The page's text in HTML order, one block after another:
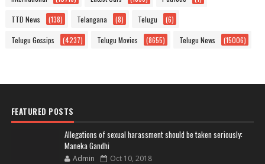
TTD News (138) Telangana (8) Telugu (6)
Telugu Gossips (4237) Telugu Movies (8655) Telugu News (15006)
FEATURED POSTS
Allegations of sexual harassment should be taken seriously:
Maneka Gandhi
Admin Oct 10, 2018